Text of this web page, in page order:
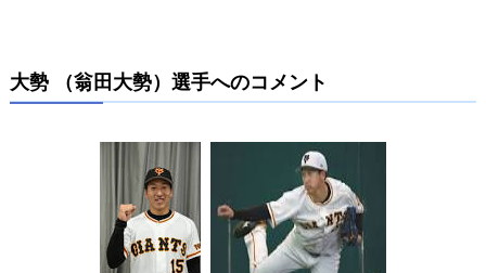
大勢 （翁田大勢）選手へのコメント